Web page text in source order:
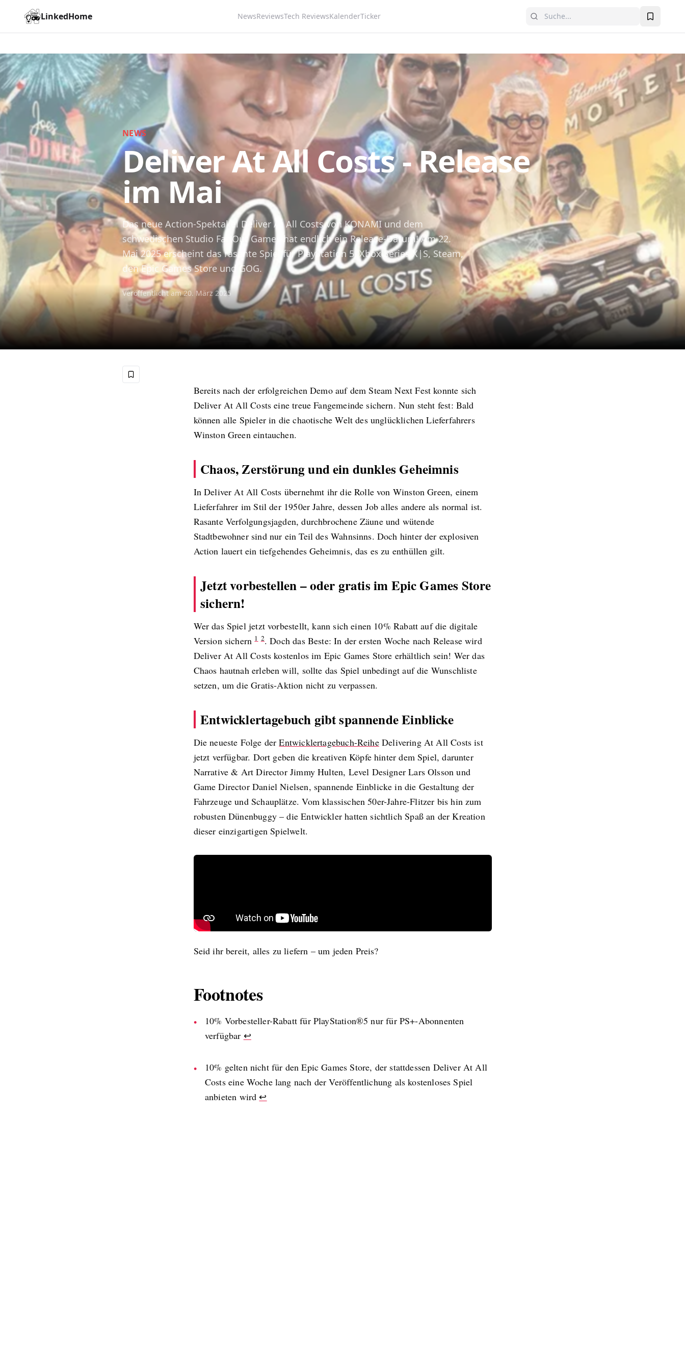
LinkedHome NewsReviewsTech ReviewsKalenderTicker
NEWS
Deliver At All Costs - Release
im Mai
Das neue Action-Spektakel Deliver At All Costs von KONAMI und dem
schwedischen Studio Far Out Games hat endlich ein Release-Datum! Am 22.
Mai 2025 erscheint das rasante Spiel für PlayStation 5, Xbox Series X|S, Steam,
den Epic Games Store und GOG.
Veröffentlicht am20. März 2025
Bereits nach der erfolgreichen Demo auf dem Steam Next Fest konnte sich
Deliver At All Costs eine treue Fangemeinde sichern. Nun steht fest: Bald
können alle Spieler in die chaotische Welt des unglücklichen Lieferfahrers
Winston Green eintauchen.
Chaos, Zerstörung und ein dunkles Geheimnis
In Deliver At All Costs übernehmt ihr die Rolle von Winston Green, einem
Lieferfahrer im Stil der 1950er Jahre, dessen Job alles andere als normal ist.
Rasante Verfolgungsjagden, durchbrochene Zäune und wütende
Stadtbewohner sind nur ein Teil des Wahnsinns. Doch hinter der explosiven
Action lauert ein tiefgehendes Geheimnis, das es zu enthüllen gilt.
Jetzt vorbestellen – oder gratis im Epic Games Store
sichern!
Wer das Spiel jetzt vorbestellt, kann sich einen 10% Rabatt auf die digitale
Version sichern1 2. Doch das Beste: In der ersten Woche nach Release wird
Deliver At All Costs kostenlos im Epic Games Store erhältlich sein! Wer das
Chaos hautnah erleben will, sollte das Spiel unbedingt auf die Wunschliste
setzen, um die Gratis-Aktion nicht zu verpassen.
Entwicklertagebuch gibt spannende Einblicke
Die neueste Folge derEntwicklertagebuch-ReiheDelivering At All Costs ist
jetzt verfügbar. Dort geben die kreativen Köpfe hinter dem Spiel, darunter
Narrative & Art Director Jimmy Hulten, Level Designer Lars Olsson und
Game Director Daniel Nielsen, spannende Einblicke in die Gestaltung der
Fahrzeuge und Schauplätze. Vom klassischen 50er-Jahre-Flitzer bis hin zum
robusten Dünenbuggy – die Entwickler hatten sichtlich Spaß an der Kreation
dieser einzigartigen Spielwelt.
Seid ihr bereit, alles zu liefern – um jeden Preis?
Footnotes
10% Vorbesteller-Rabatt für PlayStation®5 nur für PS+-Abonnenten
verfügbar ↩
10% gelten nicht für den Epic Games Store, der stattdessen Deliver At All
Costs eine Woche lang nach der Veröffentlichung als kostenloses Spiel
anbieten wird↩